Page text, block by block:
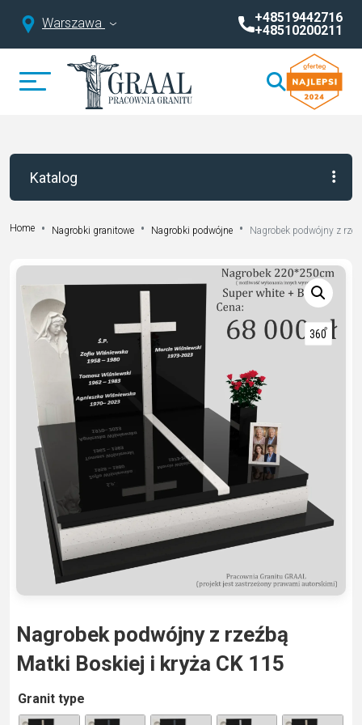
Warszawa
+48519442716
+48510200211
Katalog
Home Nagrobki granitowe Nagrobki podwójne Nagrobek podwójny z
Nagrobek podwójny z rzeźbą
Matki Boskiej i kryża CK 115
Granit type
A
lt